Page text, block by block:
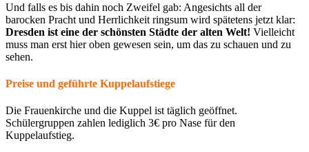
Und falls es bis dahin noch Zweifel gab: Angesichts all der
barocken Pracht und Herrlichkeit ringsum wird spätetens jetzt klar:
Dresden ist eine der schönsten Städte der alten Welt! Vielleicht
muss man erst hier oben gewesen sein, um das zu schauen und zu
sehen.
Preise und geführte Kuppelaufstiege
Die Frauenkirche und die Kuppel ist täglich geöffnet.
Schülergruppen zahlen lediglich 3€ pro Nase für den
Kuppelaufstieg.